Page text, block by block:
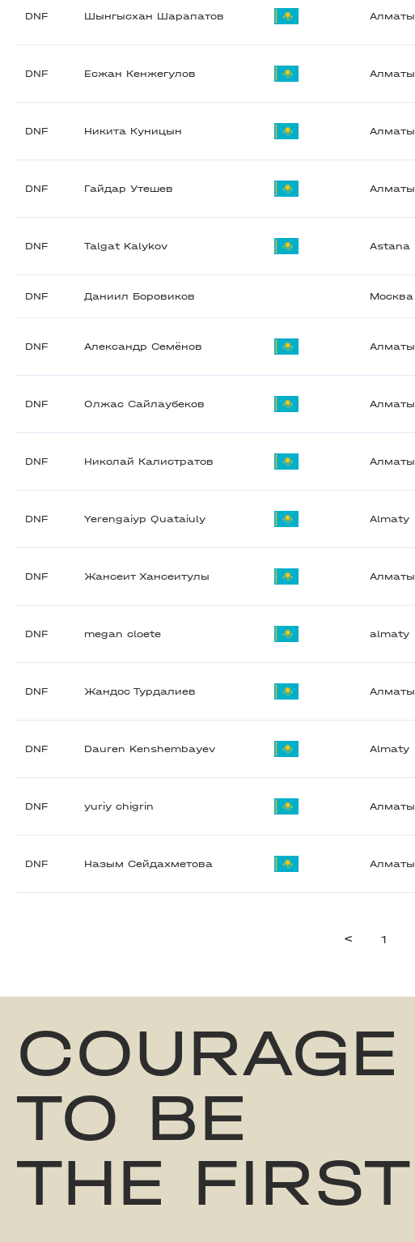
DNF Шынгысхан Шарапатов Алматы
DNF Есжан Кенжегулов Алматы
DNF Никита Куницын Алматы
DNF Гайдар Утешев Алматы
DNF Talgat Kalykov Astana
DNF Даниил Боровиков Москва
DNF Александр Семёнов Алматы
DNF Олжас Сайлаубеков Алматы
DNF Николай Калистратов Алматы
DNF Yerengaiyp Quataiuly Almaty
DNF Жансеит Хансеитулы Алматы
DNF megan cloete almaty
DNF Жандос Турдалиев Алматы
DNF Dauren Kenshembayev Almaty
DNF yuriy chigrin Алматы
DNF Назым Сейдахметова Алматы
< 1
COURAGE
TO BE
THE FIRST